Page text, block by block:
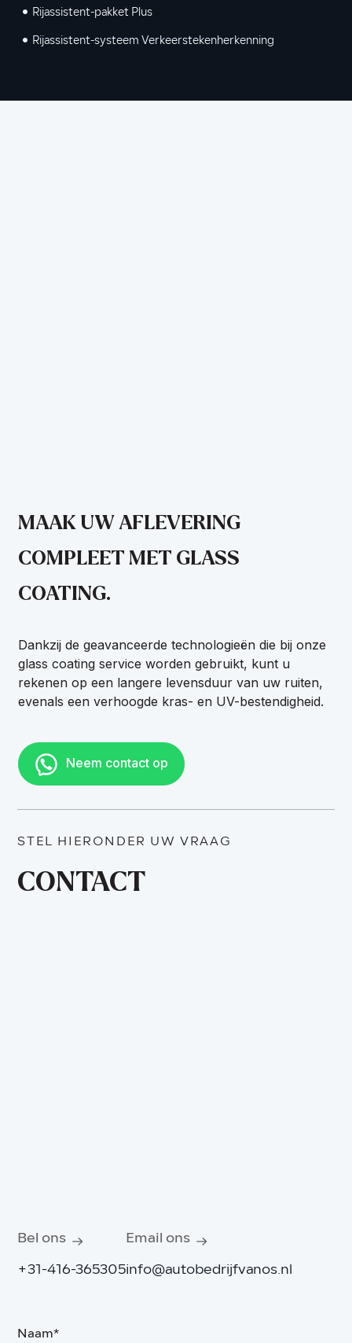
Rijassistent-pakket Plus
Rijassistent-systeem Verkeerstekenherkenning
MAAK UW AFLEVERING
COMPLEET MET GLASS
COATING.
Dankzij de geavanceerde technologieën die bij onze
glass coating service worden gebruikt, kunt u
rekenen op een langere levensduur van uw ruiten,
evenals een verhoogde kras- en UV-bestendigheid.
Neem contact op
STEL HIERONDER UW VRAAG
CONTACT
Bel ons
+31-416-365305
Email ons
info@autobedrijfvanos.nl
Naam*